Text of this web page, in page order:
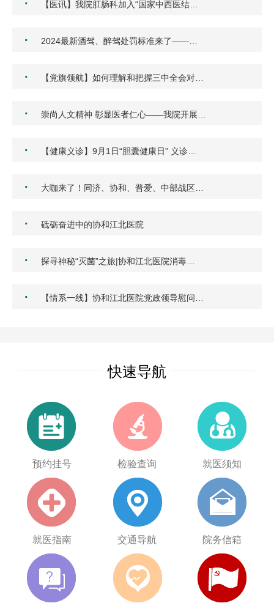
· 【医讯】我院肛肠科加入“国家中西医结…
· 2024最新酒驾、醉驾处罚标准来了——…
· 【党旗领航】如何理解和把握三中全会对…
· 崇尚人文精神 彰显医者仁心——我院开展…
· 【健康义诊】9月1日“胆囊健康日” 义诊…
· 大咖来了！同济、协和、普爱、中部战区…
· 砥砺奋进中的协和江北医院
· 探寻神秘“灭菌”之旅|协和江北医院消毒…
· 【情系一线】协和江北医院党政领导慰问…
快速导航
预约挂号 检验查询 就医须知
就医指南 交通导航 院务信箱